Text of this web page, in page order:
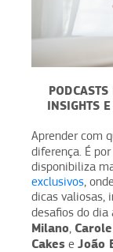
INSIGHTS
Aprender com
diferença. É
disponibiliza
exclusivos,
dicas valiosas,
desafios do dia
Milano,
Cakes e João